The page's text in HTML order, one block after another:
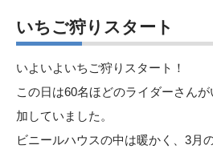
いちご狩りスタート
いよいよいちご狩りスタート！
この日は60名ほどのライダーさん
加していました。
ビニールハウスの中は暖かく、3月